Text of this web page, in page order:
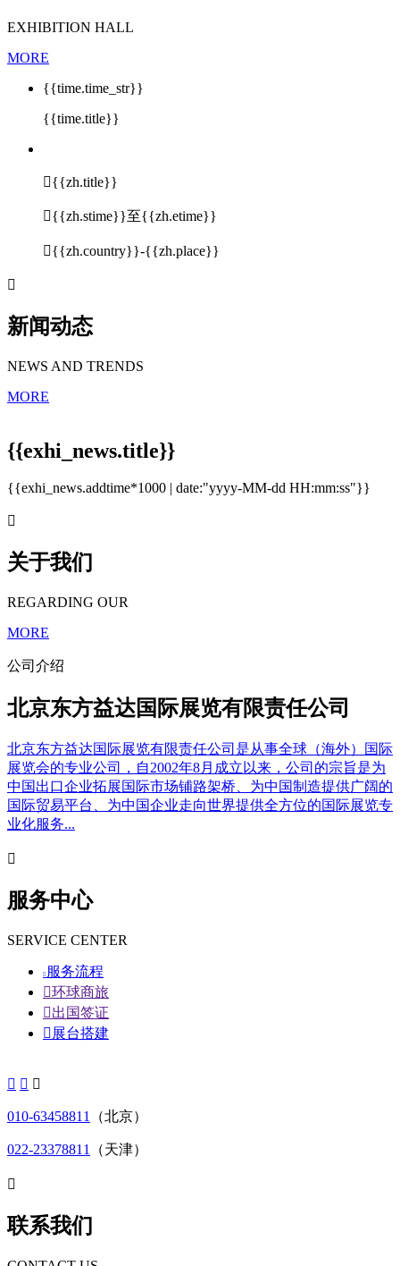
EXHIBITION HALL
MORE
{{time.time_str}}
{{time.title}}
{{zh.title}}
{{zh.stime}}至{{zh.etime}}
{{zh.country}}-{{zh.place}}

新闻动态
NEWS AND TRENDS
MORE
{{exhi_news.title}}
{{exhi_news.addtime*1000 | date:"yyyy-MM-dd HH:mm:ss"}}

关于我们
REGARDING OUR
MORE
公司介绍
北京东方益达国际展览有限责任公司
北京东方益达国际展览有限责任公司是从事全球（海外）国际
展览会的专业公司，自2002年8月成立以来，公司的宗旨是为
中国出口企业拓展国际市场铺路架桥、为中国制造提供广阔的
国际贸易平台、为中国企业走向世界提供全方位的国际展览专
业化服务...

服务中心
SERVICE CENTER
 服务流程
环球商旅
出国签证
 展台搭建
  
010-63458811 （北京）
022-23378811 （天津）

联系我们